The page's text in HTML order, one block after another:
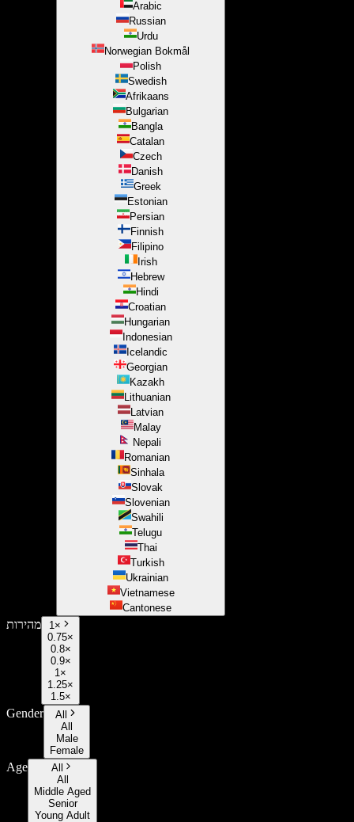
Arabic
Russian
Urdu
Norwegian Bokmål
Polish
Swedish
Afrikaans
Bulgarian
Bangla
Catalan
Czech
Danish
Greek
Estonian
Persian
Finnish
Filipino
Irish
Hebrew
Hindi
Croatian
Hungarian
Indonesian
Icelandic
Georgian
Kazakh
Lithuanian
Latvian
Malay
Nepali
Romanian
Sinhala
Slovak
Slovenian
Swahili
Telugu
Thai
Turkish
Ukrainian
Vietnamese
Cantonese
מהירות 1×
0.75×
0.8×
0.9×
1×
1.25×
1.5×
Gender
All
All
Male
Female
Age
All
All
Middle Aged
Senior
Young Adult